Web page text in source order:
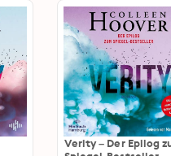
Verity – Der Epilog